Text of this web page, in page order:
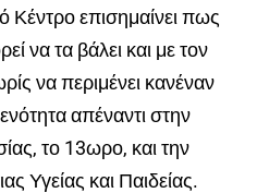
Κέντρο επισημαίνει πως
να τα βάλει και με τον
να περιμένει κανέναν
απέναντι στην
το 13ωρο, και την
Υγείας και Παιδείας.